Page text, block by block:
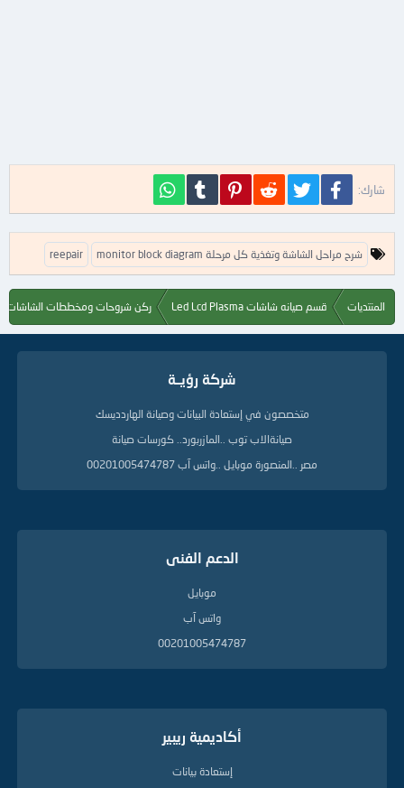
شارك: فيسبوك تويتر Reddit
Pinterest
Tumblr
ا
ل
م
ا
monitor block diagram شرح مراحل الشاشة وتغذية كل مرحلة reepair
المنتديات قسم صيانه شاشات Led Lcd Plasma ركن شروحات ومخططات الشاشات
شركة رؤيــة
متخصصون في إستعادة البيانات وصيانة الهاردديسك
صيانةالاب توب ..المازربورد.. كورسات صيانة
مصر ..المنصورة موبايل ..واتس آب 00201005474787
الدعم الفنى
موبايل
واتس آب
00201005474787
أكاديمية ريبير
إستعادة بيانات